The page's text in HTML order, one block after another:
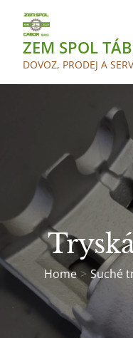
contentZEM SPOL
DOVOZ, PRODEJ A
Home Suché